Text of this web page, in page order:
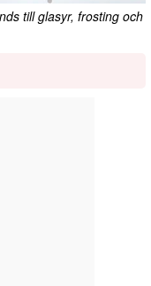
till glasyr, frosting och